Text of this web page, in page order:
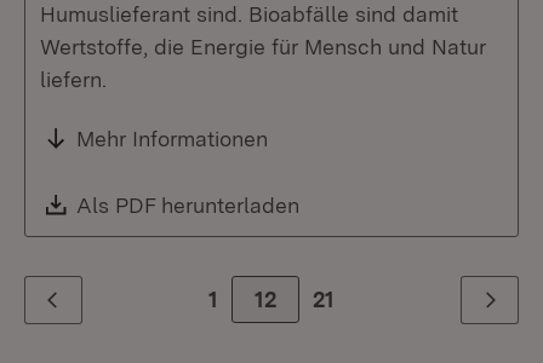
Humuslieferant sind. Bioabfälle sind damit
Wertstoffe, die Energie für Mensch und Natur
liefern.
Mehr Informationen
Download:
Als PDF herunterladen
Zurück 1 Zur Seite
12 21 Weiter